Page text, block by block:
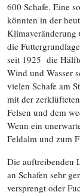
600 Schafe. Eine
könnten in der
Klimaveränderung
die
seit 1925 die
Wind und Wasser
vielen Schafe am
mit der
Felsen und dem
Wenn ein
Feldalm und zum
Die auftreibenden
an Schafen sehr
versprengt oder